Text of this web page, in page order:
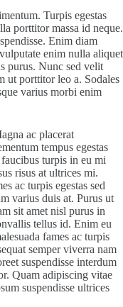
Turpis egestas
porttitor massa id neque.
Enim diam
enim nulla aliquet
purus. Nunc sed velit
ut porttitor leo a. Sodales
varius morbi enim
ac placerat
tempus egestas
turpis in eu mi
risus at ultrices mi.
ac turpis egestas sed
varius duis at. Purus ut
sit amet nisl purus in
tellus id. Enim eu
fames ac turpis
semper viverra nam
suspendisse interdum
Quam adipiscing vitae
suspendisse ultrices